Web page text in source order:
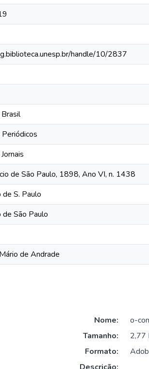
handle/10/2837
de São Paulo, 1898, Ano VI, n. 1438
de S. Paulo
de São Paulo
de Andrade
Nome:
o-
Tamanho:
2,77
Formato: